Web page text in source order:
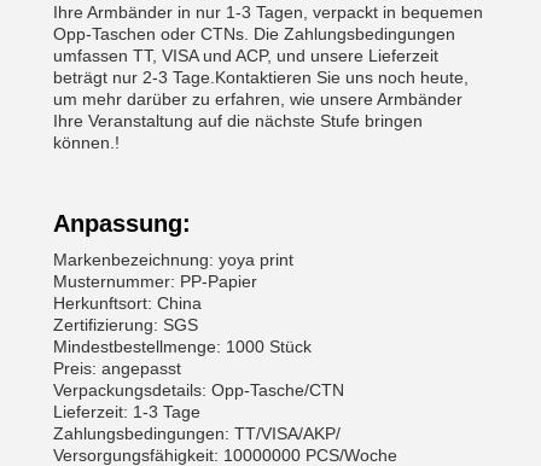
Ihre Armbänder in nur 1-3 Tagen, verpackt in bequemen
Opp-Taschen oder CTNs. Die Zahlungsbedingungen
umfassen TT, VISA und ACP, und unsere Lieferzeit
beträgt nur 2-3 Tage.Kontaktieren Sie uns noch heute,
um mehr darüber zu erfahren, wie unsere Armbänder
Ihre Veranstaltung auf die nächste Stufe bringen
können.!
Anpassung:
Markenbezeichnung: yoya print
Musternummer: PP-Papier
Herkunftsort: China
Zertifizierung: SGS
Mindestbestellmenge: 1000 Stück
Preis: angepasst
Verpackungsdetails: Opp-Tasche/CTN
Lieferzeit: 1-3 Tage
Zahlungsbedingungen: TT/VISA/AKP/
Versorgungsfähigkeit: 10000000 PCS/Woche